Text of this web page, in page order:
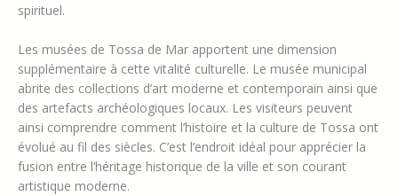
spirituel.
Les musées de Tossa de Mar apportent une dimension
supplémentaire à cette vitalité culturelle. Le musée municipal
abrite des collections d’art moderne et contemporain ainsi que
des artefacts archéologiques locaux. Les visiteurs peuvent
ainsi comprendre comment l’histoire et la culture de Tossa ont
évolué au fil des siècles. C’est l’endroit idéal pour apprécier la
fusion entre l’héritage historique de la ville et son courant
artistique moderne.